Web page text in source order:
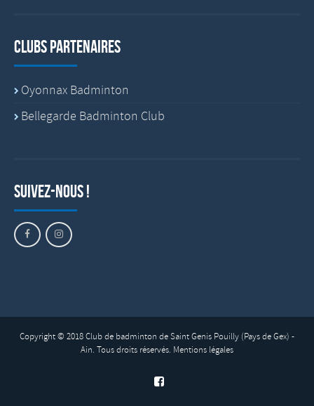
Clubs partenaires
Oyonnax Badminton
Bellegarde Badminton Club
Suivez-nous !
Copyright © 2018 Club de badminton de Saint Genis Pouilly (Pays de Gex) -
Ain. Tous droits réservés. Mentions légales